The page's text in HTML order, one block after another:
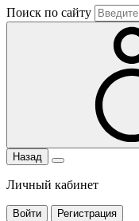
Поиск по сайту
Назад
Личный кабинет
Войти Регистрация